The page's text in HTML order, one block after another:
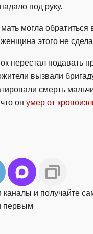
под руку.
могла обратиться
этого не
перестал подавать
вызвали
смерть
он умер от
и получайте
первым